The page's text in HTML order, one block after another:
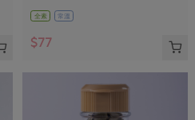
全素 常溫
$77